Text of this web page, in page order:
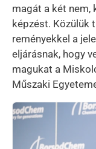
magát a két nem,
képzést. Közülük
reményekkel a
eljárásnak, hogy
magukat a
Műszaki
Kép